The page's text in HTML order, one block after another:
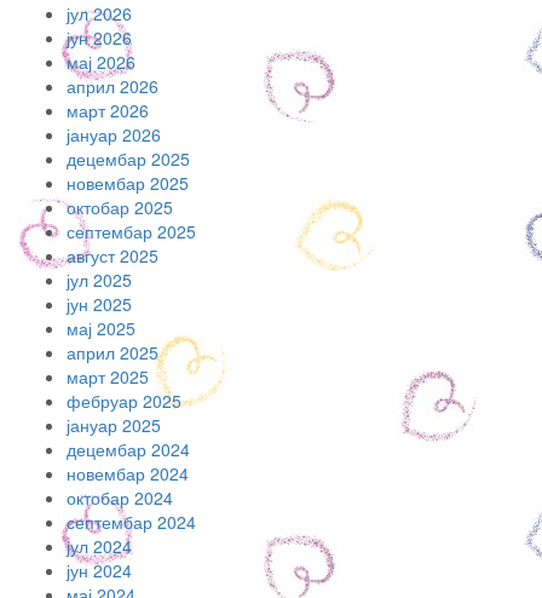
јул 2026
јун 2026
мај 2026
април 2026
март 2026
јануар 2026
децембар 2025
новембар 2025
октобар 2025
септембар 2025
август 2025
јул 2025
јун 2025
мај 2025
април 2025
март 2025
фебруар 2025
јануар 2025
децембар 2024
новембар 2024
октобар 2024
септембар 2024
јул 2024
јун 2024